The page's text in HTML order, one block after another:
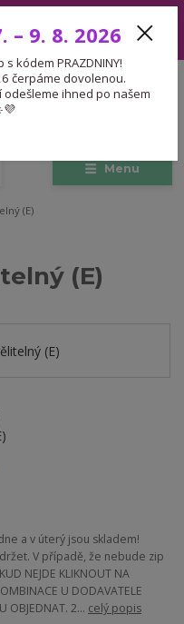
přijaté v tomto období
návratu.☀️💜
Menu
CZK
(E)
(E)
a v úterý jsou skladem!
V případě, že nebude zip
NEJDE KLIKNOUT NA
U DODAVATELE
OBJEDNAT. 2... celý popis
– 9. 8. 2026
kódem PRAZDNINY!
čerpáme dovolenou.
ihned po našem